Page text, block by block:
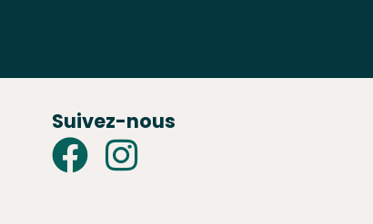
Suivez-nous